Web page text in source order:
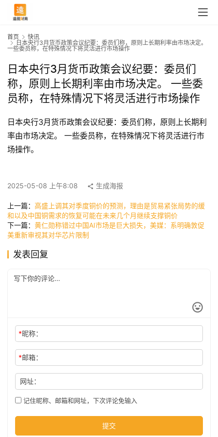
快
讯
公
技
首页
快讯
日本央行3月货币政策会议纪要：委员们称，原则上长期利率由市场决定。
一些委员称，在特殊情况下将灵活进行市场操作
日本央行3月货币政策会议纪要：委员们
称，原则上长期利率由市场决定。 一些委
员称，在特殊情况下将灵活进行市场操作
日本央行3月货币政策会议纪要：委员们称，原则上长期利
率由市场决定。 一些委员称，在特殊情况下将灵活进行市
场操作。
2025-05-08 上午8:08 生成海报
上一篇： 高盛上调其对季度铜价的预测，理由是贸易紧张局势的缓
和以及中国铜需求的恢复可能在未来几个月继续支撑铜价
下一篇： 黄仁勋称错过中国AI市场是巨大损失，美媒：系明确敦促
美重新审视其对华芯片限制
发表回复
*昵称：
*邮箱：
网址：
记住昵称、邮箱和网址，下次评论免输入
提交